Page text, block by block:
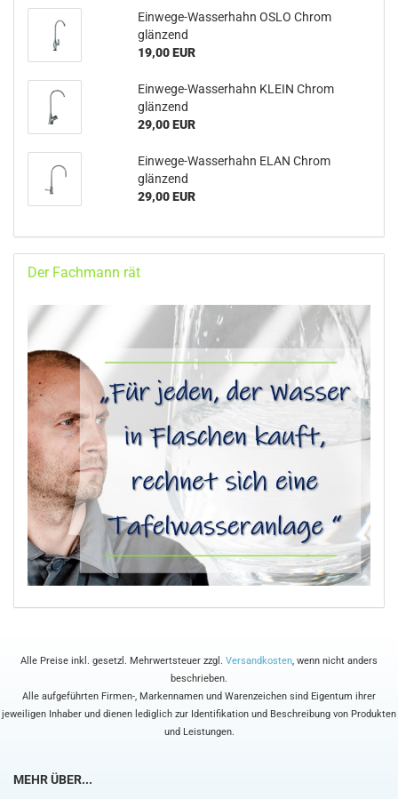
Einwege-Wasserhahn OSLO Chrom
glänzend
19,00 EUR
Einwege-Wasserhahn KLEIN Chrom
glänzend
29,00 EUR
Einwege-Wasserhahn ELAN Chrom
glänzend
29,00 EUR
Der Fachmann rät
Alle Preise inkl. gesetzl. Mehrwertsteuer zzgl. Versandkosten, wenn nicht anders
beschrieben.
Alle aufgeführten Firmen-, Markennamen und Warenzeichen sind Eigentum ihrer
jeweiligen Inhaber und dienen lediglich zur Identifikation und Beschreibung von Produkten
und Leistungen.
MEHR ÜBER...